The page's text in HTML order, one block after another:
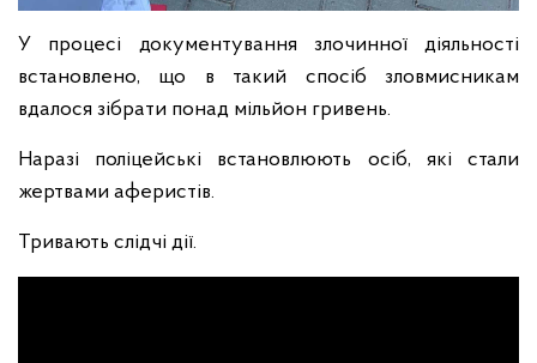
У процесі документування злочинної діяльності
встановлено, що в такий спосіб зловмисникам
вдалося зібрати понад мільйон гривень.
Наразі поліцейські встановлюють осіб, які стали
жертвами аферистів.
Тривають слідчі дії.